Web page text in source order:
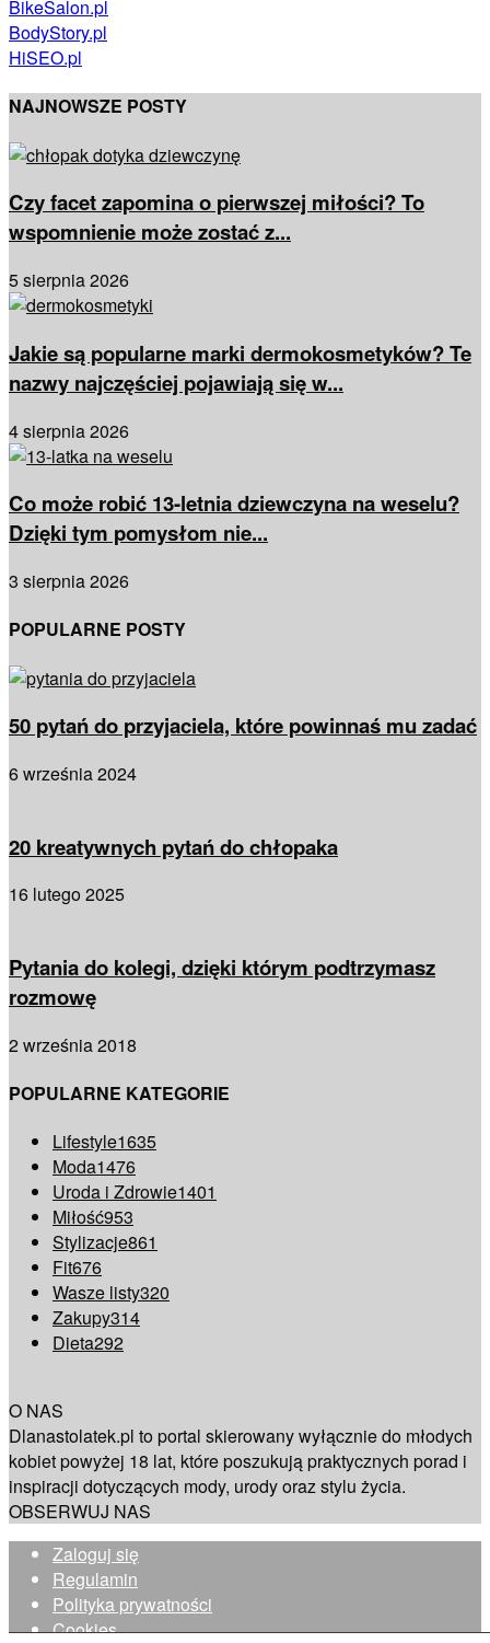
BikeSalon.pl
BodyStory.pl
HiSEO.pl
NAJNOWSZE POSTY
Czy facet zapomina o pierwszej miłości? To
wspomnienie może zostać z...
5 sierpnia 2026
Jakie są popularne marki dermokosmetyków? Te
nazwy najczęściej pojawiają się w...
4 sierpnia 2026
Co może robić 13-letnia dziewczyna na weselu?
Dzięki tym pomysłom nie...
3 sierpnia 2026
POPULARNE POSTY
50 pytań do przyjaciela, które powinnaś mu zadać
6 września 2024
20 kreatywnych pytań do chłopaka
16 lutego 2025
Pytania do kolegi, dzięki którym podtrzymasz
rozmowę
2 września 2018
POPULARNE KATEGORIE
Lifestyle1635
Moda1476
Uroda i Zdrowie1401
Miłość953
Stylizacje861
Fit676
Wasze listy320
Zakupy314
Dieta292
O NAS
Dlanastolatek.pl to portal skierowany wyłącznie do młodych
kobiet powyżej 18 lat, które poszukują praktycznych porad i
inspiracji dotyczących mody, urody oraz stylu życia.
OBSERWUJ NAS
Zaloguj się
Regulamin
Polityka prywatności
Cookies